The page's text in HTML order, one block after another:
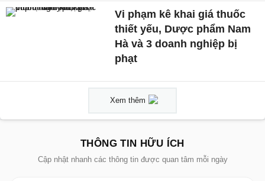
Vi phạm kê khai giá thuốc
thiết yếu, Dược phẩm Nam
Hà và 3 doanh nghiệp bị
phạt
Xem thêm
THÔNG TIN HỮU ÍCH
Cập nhật nhanh các thông tin được quan tâm mỗi ngày